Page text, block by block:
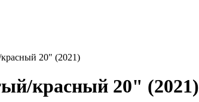
20" (2021)
красный 20" (2021)